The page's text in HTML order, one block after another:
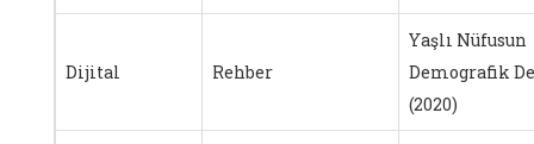
Dijital Rehber
Yaşlı Nüfusun
Demografik
(2020)